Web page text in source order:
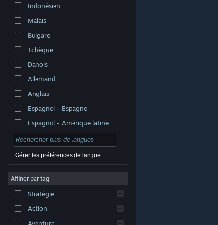
© Valve Corporation. Tous droits réservés. Toutes les
titulaires aux États-Unis et dans d'autres pays.
Accessibilité
Remboursements
Indonésien
Malais
Bulgare
Tchèque
Danois
Allemand
Anglais
Espagnol - Espagne
Espagnol - Amérique latine
Gérer les préférences de langue
Affiner par tag
Stratégie
Action
Aventure